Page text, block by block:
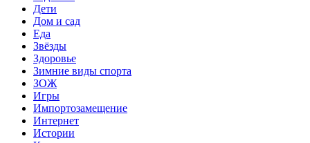
Дети
Дом и сад
Еда
Звёзды
Здоровье
Зимние виды спорта
ЗОЖ
Игры
Импортозамещение
Интернет
Истории